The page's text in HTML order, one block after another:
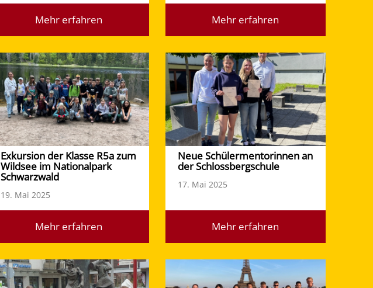
Mehr erfahren Mehr erfahren
Exkursion der Klasse R5a zum
Wildsee im Nationalpark
Schwarzwald
19. Mai 2025
Mehr erfahren
Neue Schülermentorinnen an
der Schlossbergschule
17. Mai 2025
Mehr erfahren